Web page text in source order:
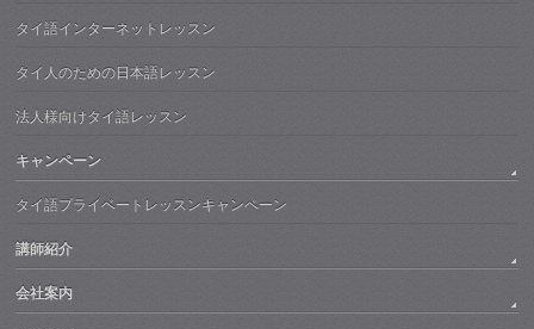
タイ語インターネットレッスン
タイ人のための日本語レッスン
法人様向けタイ語レッスン
キャンペーン
タイ語プライベートレッスンキャンペーン
講師紹介
会社案内